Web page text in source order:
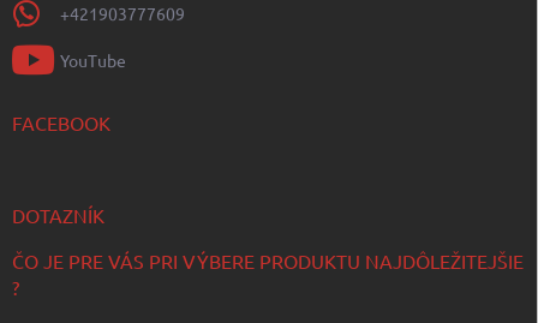
+421903777609
YouTube
FACEBOOK
DOTAZNÍK
ČO JE PRE VÁS PRI VÝBERE PRODUKTU NAJDÔLEŽITEJŠIE
?